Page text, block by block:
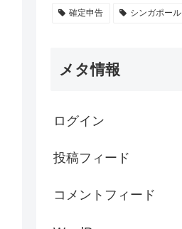
確定申告 シンガポール
メタ情報
ログイン
投稿フィード
コメントフィード